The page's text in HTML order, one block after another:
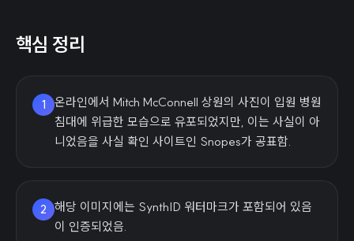
핵심 정리
1
온라인에서 Mitch McConnell 상원의 사진이 입원 병원
침대에 위급한 모습으로 유포되었지만, 이는 사실이 아
니었음을 사실 확인 사이트인 Snopes가 공표함.
2
해당 이미지에는 SynthID 워터마크가 포함되어 있음
이 인증되었음.